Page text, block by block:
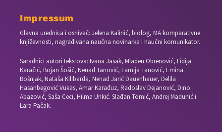
Impressum
Glavna urednica i osnivač: Jelena Kalinić, biolog, MA komparativne
književnosti, nagrađivana naučna novinarka i naučni komunikator.
Saradnici autori tekstova: Ivana Jasak, Mladen Obrenović, Lidija
Karačić, Bojan Šošić, Nenad Tanović, Lamija Tanović, Emina
Bošnjak, Nataša Kilibarda, Nenad Jarić Dauenhauer, Delila
Hasanbegović Vukas, Amar Karađuz, Radoslav Dejanović, Dino
Abazović, Saša Ceci, Hilma Unkić. Slađan Tomić, Andrej Madunić i
Lara Pačak.